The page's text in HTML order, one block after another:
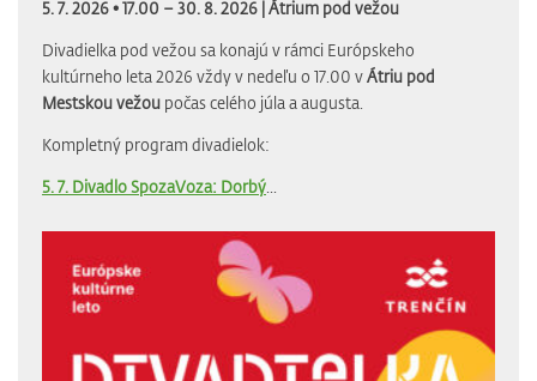
5. 7. 2026 • 17.00 – 30. 8. 2026 |Átrium pod vežou
Divadielka pod vežou sa konajú v rámci Európskeho
kultúrneho leta 2026 vždy v nedeľu o 17.00 vÁtriu pod
Mestskou vežou počas celého júla a augusta.
Kompletný program divadielok:
5. 7. Divadlo SpozaVoza: Dorbý